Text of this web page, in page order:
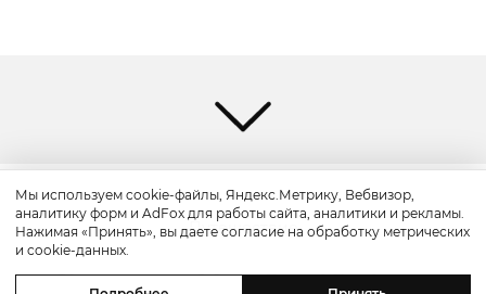
Путешествие
Каникулы в Maxx Royal Bodrum:
Мы используем cookie-файлы, Яндекс.Метрику, Вебвизор,
аналитику форм и AdFox для работы сайта, аналитики и рекламы.
Нажимая «Принять», вы даете согласие на обработку метрических
и cookie-данных.